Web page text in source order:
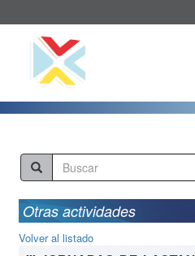
Otras actividades
Volver al listado